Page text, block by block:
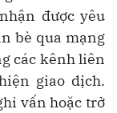
được yêu
bè qua mạng
các kênh liên
giao dịch.
vấn hoặc trở